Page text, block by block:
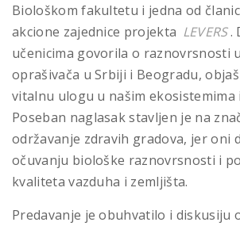
Biološkom fakultetu i jedna od
akcione zajednice projekta LEVERS.
učenicima govorila o raznovrsnosti
oprašivača u Srbiji i Beogradu,
vitalnu ulogu u našim
Poseban naglasak stavljen je na
održavanje zdravih gradova, jer oni
očuvanju biološke raznovrsnosti i
kvaliteta vazduha i zemljišta.
Predavanje je obuhvatilo i diskusiju